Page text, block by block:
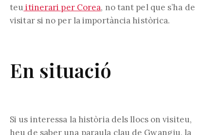
teu itinerari per Corea, no tant pel que s’ha de
visitar si no per la importància històrica.
En situació
Si us interessa la història dels llocs on visiteu,
heu de saber una paraula clau de Gwangju, la